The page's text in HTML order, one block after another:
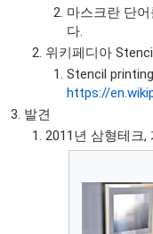
마스크란 단
다.
위키페디아
Stencil printing
https://
발견
2011년 삼형테크,